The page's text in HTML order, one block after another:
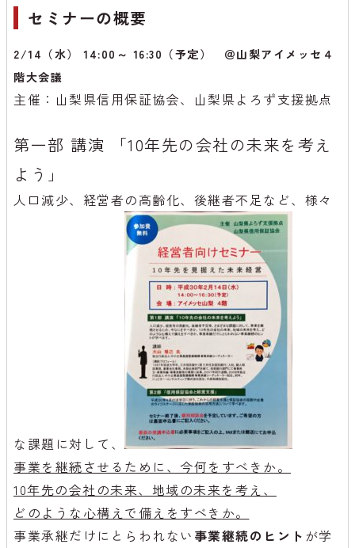
セミナーの概要
2/14（水） 14:00～ 16:30（予定） ＠山梨アイメッセ４
階大会議
主催：山梨県信用保証協会、山梨県よろず支援拠点
第一部 講演 「10年先の会社の未来を考え
よう」
人口減少、経営者の高齢化、後継者不足など、様々
な課題に対して、
事業を継続させるために、今何をすべきか。
10年先の会社の未来、地域の未来を考え、
どのような心構えで備えをすべきか。
事業承継だけにとらわれない 事業継続のヒント が学